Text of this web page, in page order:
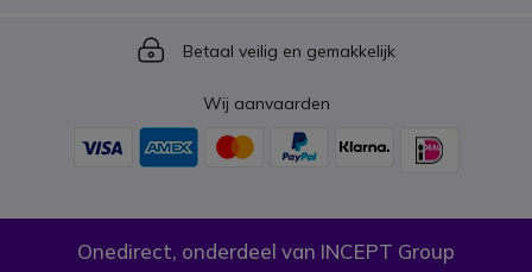
Icon
Betaal veilig en gemakkelijk
Wij aanvaarden
Onedirect, onderdeel van INCEPT Group